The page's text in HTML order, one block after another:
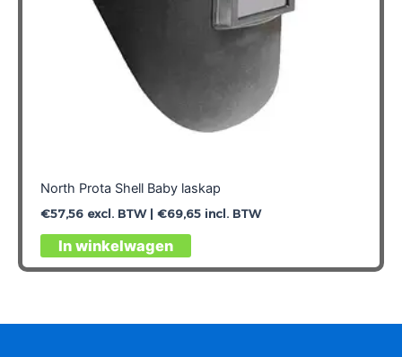
North Prota Shell Baby laskap
€57,56excl. BTW | €69,65incl. BTW
In winkelwagen